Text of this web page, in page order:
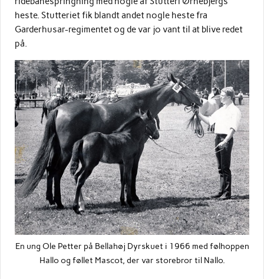
heste. Stutteriet fik blandt andet nogle heste fra
Garderhusar-regimentet og de var jo vant til at blive redet
på.
En ung Ole Petter på Bellahøj Dyrskuet i 1966 med følhoppen
Hallo og føllet Mascot, der var storebror til Nallo.